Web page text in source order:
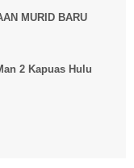
MURID BARU
2 Kapuas Hulu